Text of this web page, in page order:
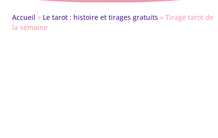
Accueil » Le tarot : histoire et tirages gratuits » Tirage tarot de
la semaine